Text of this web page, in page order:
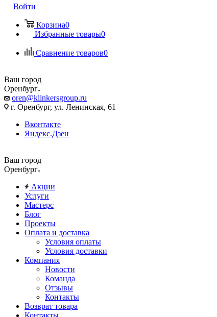
Войти
Корзина0
Избранные товары0
Сравнение товаров0
Ваш город
Оренбург
oren@klinkersgroup.ru
г. Оренбург, ул. Ленинская, 61
Вконтакте
Яндекс.Дзен
Ваш город
Оренбург
Акции
Услуги
Мастерс
Блог
Проекты
Оплата и доставка
Условия оплаты
Условия доставки
Компания
Новости
Команда
Отзывы
Контакты
Возврат товара
Контакты